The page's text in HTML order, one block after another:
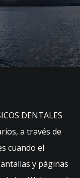
DENTALES
a través de
cuando el
y páginas